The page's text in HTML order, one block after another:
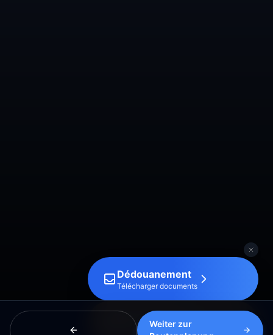
Weiter zur
Dédouanement
Télécharger documents
Demande de prix
Gratuit & sans engagement